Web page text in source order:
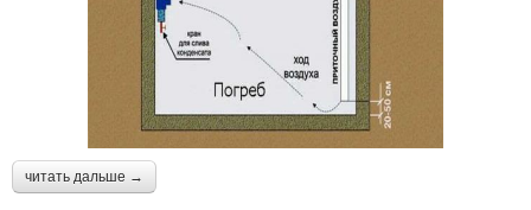
читать дальше →